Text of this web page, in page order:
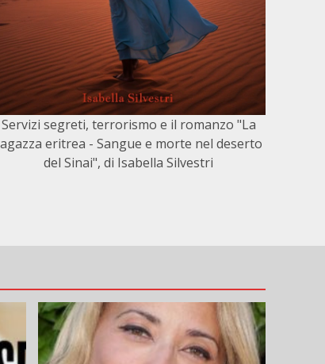
Servizi segreti, terrorismo e il romanzo "La
eritrea - Sangue e morte nel deserto
del Sinai", di Isabella Silvestri